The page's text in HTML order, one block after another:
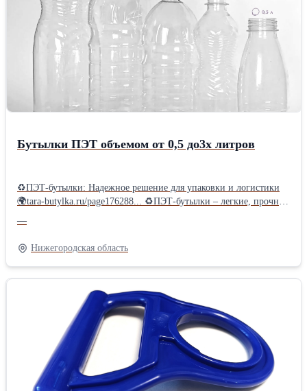
данный товар, вы можете ознакомиться и выбрать необходимую
тару на нашем сайте tara-butylka.ru/
Бутылки ПЭТ объемом от 0,5 до3х литров
♻ПЭТ-бутылки: Надежное решение для упаковки и логистики
🌍tara-butylka.ru/page176288... ♻ПЭТ-бутылки – легкие, прочные
сертифицированное сырье, гарантируя высокое качество нашей
продукции. 👉Наши бутылки пригодны для вторичной
переработки. Бутылки могут быть различной формы и объёма
(от 0,5 л до 3х л), с различным диаметром горлышка ( 28 или 38
применения: Идеально подходят для розлива: молока, меда,
питьевой воды, бытовой химии, растительного масла, соков,
косметики, соусов. ♻Пластиковые бутылки ПЭТ – это удобство
на линиях розлива, экономия на транспортировке и полное
отсутствие риска боя. Надежно защищают жидкости при
хранении и перевозке. ☝Продажи оптом и в розницу, любые
объемы.
—
Нижегородская область